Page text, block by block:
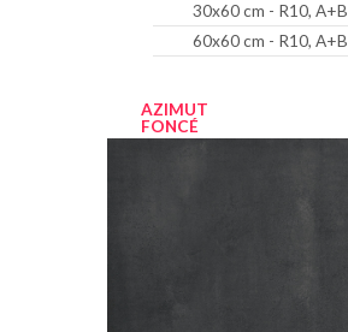
30x60 cm - R10, A+B
60x60 cm - R10, A+B
AZIMUT
FONCÉ